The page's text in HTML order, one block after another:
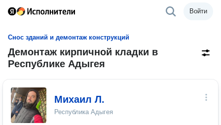
Войти
Снос зданий и демонтаж конструкций
Демонтаж кирпичной кладки в
Республике Адыгея
Михаил Л.
Республика Адыгея